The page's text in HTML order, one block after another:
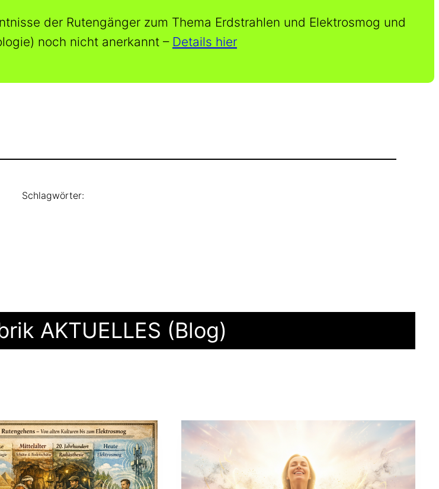
der Rutengänger zum Thema Erdstrahlen und Elektrosmog und
noch nicht anerkannt – Details hier
Schlagwörter:
AKTUELLES (Blog)